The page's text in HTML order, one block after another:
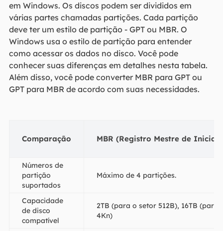
em Windows. Os discos podem ser divididos em
várias partes chamadas partições. Cada partição
deve ter um estilo de partição - GPT ou MBR. O
Windows usa o estilo de partição para entender
como acessar os dados no disco. Você pode
conhecer suas diferenças em detalhes nesta tabela.
Além disso, você pode converter MBR para GPT ou
GPT para MBR de acordo com suas necessidades.
Comparação MBR (Registro Mestre de
Números de
partição
suportados
Máximo de 4 partições.
Capacidade
de disco
compatível
2TB (para o setor 512B), 16TB (para
4Kn)